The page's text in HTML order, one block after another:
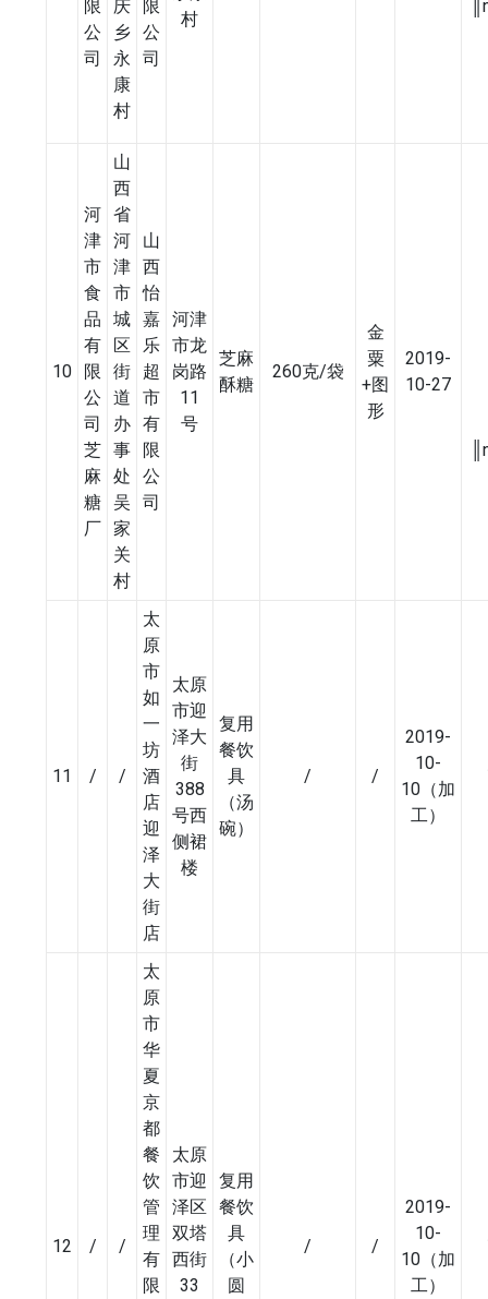
限
公
司
庆
乡
永
康
村
限
公
司
村
10
河
津
市
食
品
有
限
公
司
芝
麻
糖
厂
山
西
省
河
津
市
城
区
街
道
办
事
处
吴
家
关
村
山
西
怡
嘉
乐
超
市
有
限
公
司
河津
市龙
岗路
11
号
芝麻
酥糖
260克/袋
金
粟
+图
形
2019-
10-27
11 / /
太
原
市
如
一
坊
酒
店
迎
泽
大
街
店
太原
市迎
泽大
街
388
号西
侧裙
楼
复用
餐饮
具
（汤
碗）
/ /
2019-
10-
10（加
工）
12 / /
太
原
市
华
夏
京
都
餐
饮
管
理
有
限
太原
市迎
泽区
双塔
西街
33
复用
餐饮
具
（小
圆
/ /
2019-
10-
10（加
工）